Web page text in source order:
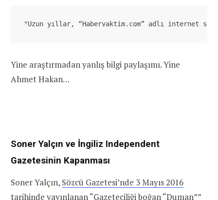
"Uzun yıllar, “Habervaktim.com” adlı internet
Yine araştırmadan yanlış bilgi paylaşımı. Yine
Ahmet Hakan…
Soner Yalçın ve İngiliz Independent
Gazetesinin Kapanması
Soner Yalçın, Sözcü Gazetesi’nde 3 Mayıs 2016
tarihinde yayınlanan “Gazeteciliği boğan “Duman””